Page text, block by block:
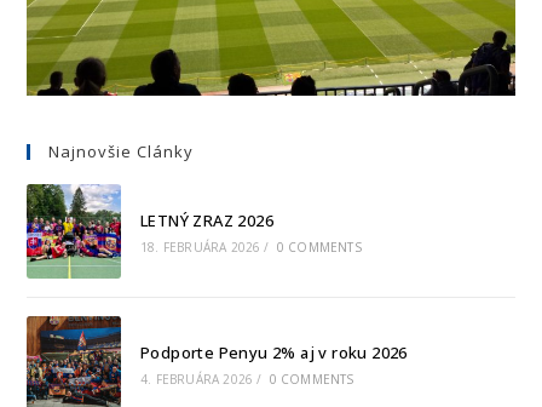
Najnovšie Clánky
LETNÝ ZRAZ 2026
18. FEBRUÁRA 2026 / 0 COMMENTS
Podporte Penyu 2% aj v roku 2026
4. FEBRUÁRA 2026 / 0 COMMENTS